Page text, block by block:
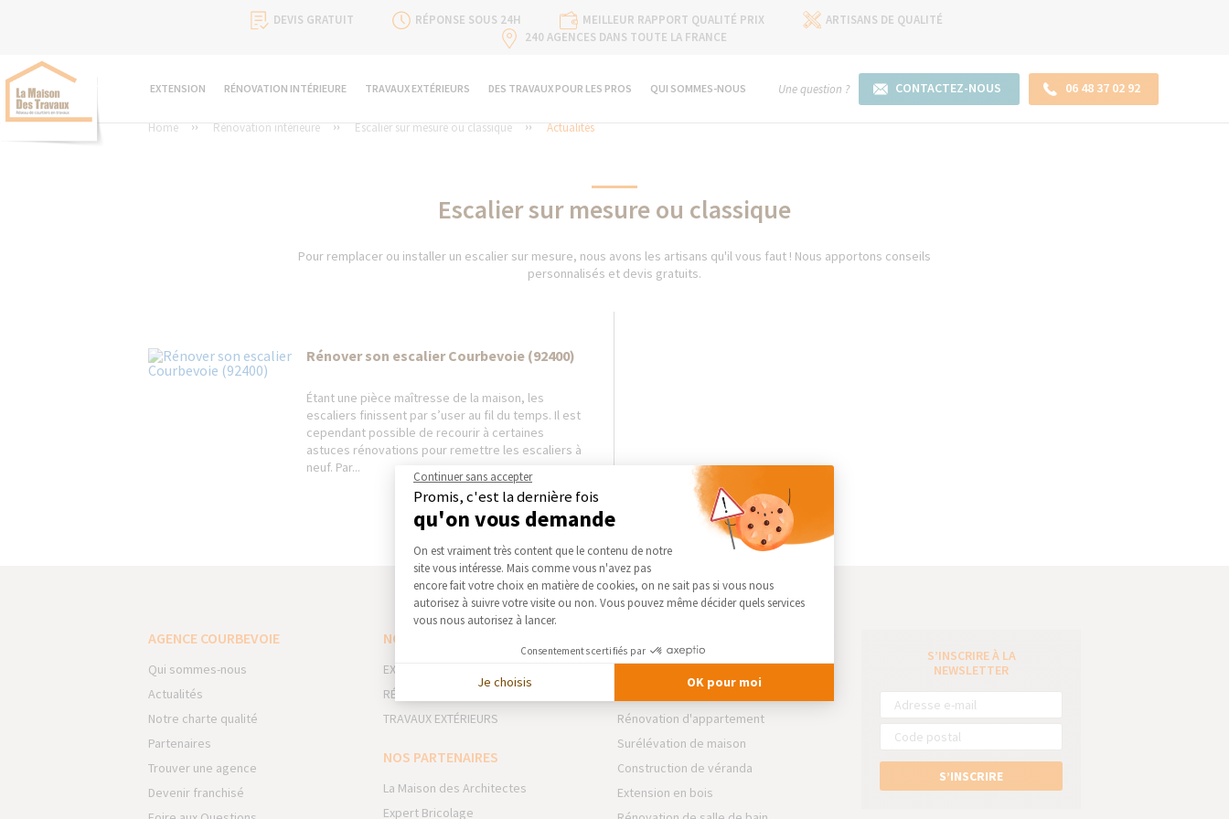
DEVIS GRATUIT RÉPONSE SOUS 24H MEILLEUR RAPPORT QUALITÉ PRIX
ARTISANS DE QUALITÉ
240 AGENCES DANS TOUTE LA FRANCE
EXTENSION RÉNOVATION INTÉRIEURE TRAVAUX EXTÉRIEURS DES TRAVAUX POUR LES PROS QUI SOMMES-NOUS Une question ? CONTACTEZ-NOUS 06 48 37 02 92
Home Rénovation intérieure Escalier sur mesure ou classique Actualités
Escalier sur mesure ou classique
Pour remplacer ou installer un escalier sur mesure, nous avons les artisans qu'il vous faut ! Nous apportons conseils
personnalisés et devis gratuits.
Rénover son escalier Courbevoie (92400)
Étant une pièce maîtresse de la maison, les
escaliers finissent par s’user au fil du temps. Il est
cependant possible de recourir à certaines
astuces rénovations pour remettre les escaliers à
neuf. Par...
AGENCE COURBEVOIE
Qui sommes-nous
Actualités
Notre charte qualité
Partenaires
Trouver une agence
Devenir franchisé
NOS DOMAINES D’INTERVENTION
EXTENSION
RÉNOVATION INTÉRIEURE
TRAVAUX EXTÉRIEURS
NOS PARTENAIRES
La Maison des Architectes
Expert Bricolage
Rénovation de résidence secondaire
Rénovation de Maison
Rénovation d'appartement
Surélévation de maison
Construction de véranda
Extension en bois
S’INSCRIRE À LA
NEWSLETTER
S’INSCRIRE
Continuer sans accepter
Promis, c'est la dernière fois
qu'on vous demande
Plateforme de Gestion du Consentement : Personnalisez vos Options
On est vraiment très content que le contenu de notre
site vous intéresse. Mais comme vous n'avez pas
encore fait votre choix en matière de cookies, on ne sait pas si vous nous
autorisez à suivre votre visite ou non. Vous pouvez même décider quels services
vous nous autorisez à lancer.
Consentements certifiés par
Je choisis OK pour moi
Axeptio consent